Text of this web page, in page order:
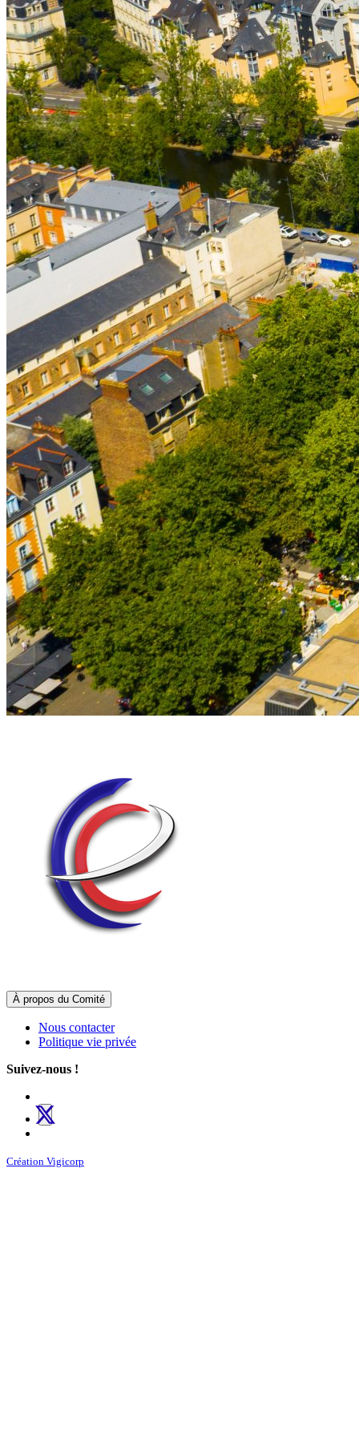
À propos du Comité
Nous contacter
Politique vie privée
Suivez-nous !
Création Vigicorp